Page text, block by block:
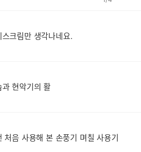
스크림만 생각나네요.
과 현악기의 활
처음 사용해 본 손풍기 며칠 사용기